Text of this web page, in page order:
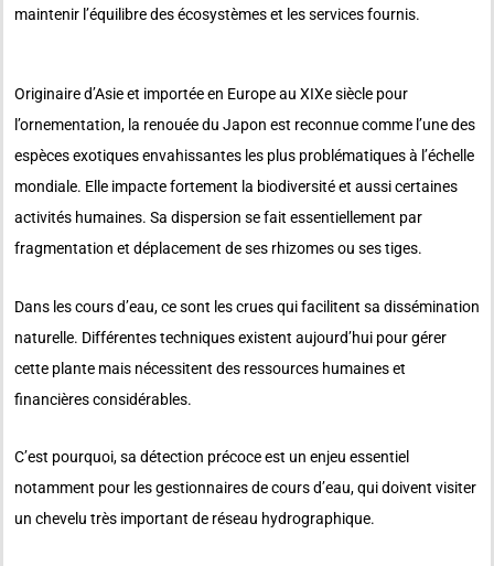
maintenir l’équilibre des écosystèmes et les services fournis.
Originaire d’Asie et importée en Europe au XIXe siècle pour
l’ornementation, la renouée du Japon est reconnue comme l’une des
espèces exotiques envahissantes les plus problématiques à l’échelle
mondiale. Elle impacte fortement la biodiversité et aussi certaines
activités humaines. Sa dispersion se fait essentiellement par
fragmentation et déplacement de ses rhizomes ou ses tiges.
Dans les cours d’eau, ce sont les crues qui facilitent sa dissémination
naturelle. Différentes techniques existent aujourd’hui pour gérer
cette plante mais nécessitent des ressources humaines et
financières considérables.
C’est pourquoi, sa détection précoce est un enjeu essentiel
notamment pour les gestionnaires de cours d’eau, qui doivent visiter
un chevelu très important de réseau hydrographique.